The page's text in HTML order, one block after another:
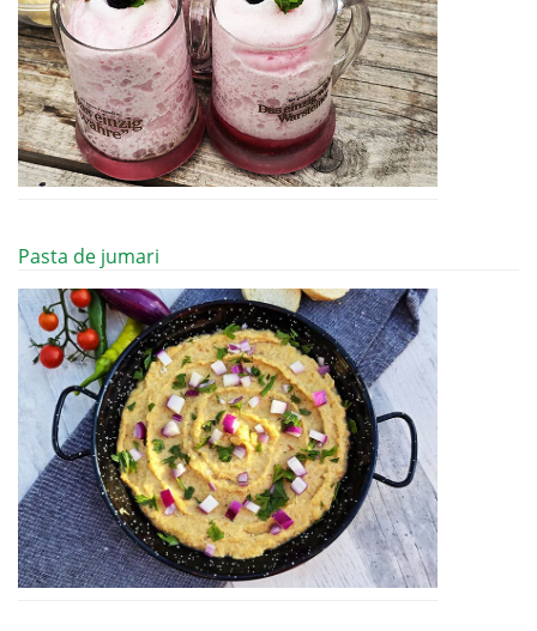
Pasta de jumari